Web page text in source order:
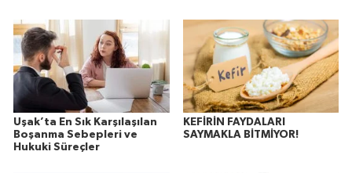
Uşak’ta En Sık Karşılaşılan
Boşanma Sebepleri ve
Hukuki Süreçler
KEFİRİN FAYDALARI
SAYMAKLA BİTMİYOR!